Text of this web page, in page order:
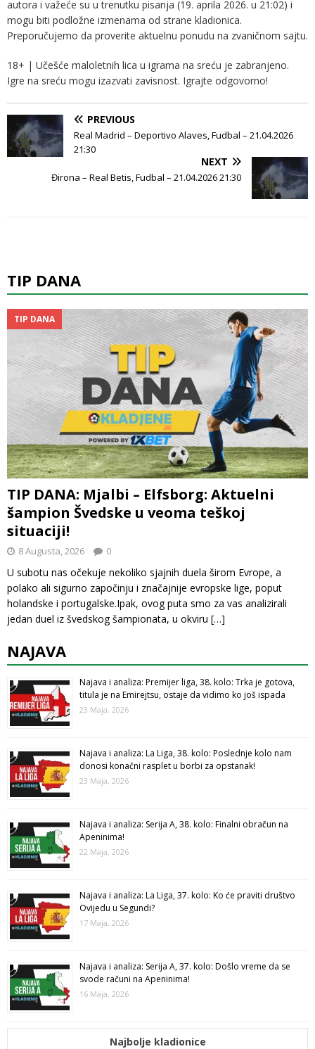
autora i važeće su u trenutku pisanja (19. aprila 2026. u 21:02) i
mogu biti podložne izmenama od strane kladionica.
Preporučujemo da proverite aktuelnu ponudu na zvaničnom sajtu.
18+ | Učešće maloletnih lica u igrama na sreću je zabranjeno.
Igre na sreću mogu izazvati zavisnost. Igrajte odgovorno!
PREVIOUS
Real Madrid – Deportivo Alaves, Fudbal – 21.04.2026
21:30
NEXT
Đirona – Real Betis, Fudbal – 21.04.2026 21:30
TIP DANA
TIP DANA
TIP DANA: Mjalbi – Elfsborg: Aktuelni
šampion Švedske u veoma teškoj
situaciji!
8 Augusta, 2026 0
U subotu nas očekuje nekoliko sjajnih duela širom Evrope, a
polako ali sigurno započinju i značajnije evropske lige, poput
holandske i portugalske.Ipak, ovog puta smo za vas analizirali
jedan duel iz švedskog šampionata, u okviru […]
NAJAVA
Najava i analiza: Premijer liga, 38. kolo: Trka je gotova,
titula je na Emirejtsu, ostaje da vidimo ko još ispada
23 Maja, 2026
Najava i analiza: La Liga, 38. kolo: Poslednje kolo nam
donosi konačni rasplet u borbi za opstanak!
23 Maja, 2026
Najava i analiza: Serija A, 38. kolo: Finalni obračun na
Apeninima!
22 Maja, 2026
Najava i analiza: La Liga, 37. kolo: Ko će praviti društvo
Ovijedu u Segundi?
17 Maja, 2026
Najava i analiza: Serija A, 37. kolo: Došlo vreme da se
svode računi na Apeninima!
16 Maja, 2026
Najbolje kladionice